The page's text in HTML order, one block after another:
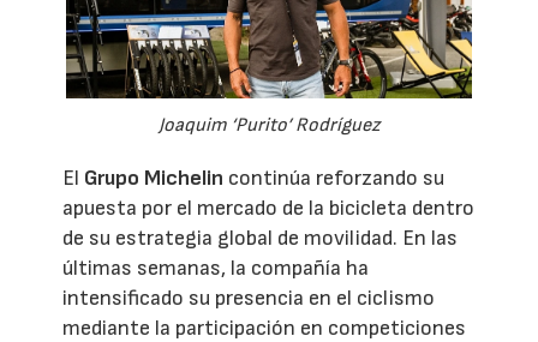
Joaquim ‘Purito’ Rodríguez
El Grupo Michelin continúa reforzando su
apuesta por el mercado de la bicicleta dentro
de su estrategia global de movilidad. En las
últimas semanas, la compañía ha
intensificado su presencia en el ciclismo
mediante la participación en competiciones